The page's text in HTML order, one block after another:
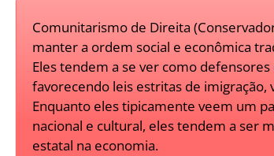
Comunitarismo de Direita
manter a ordem social e econômica
Eles tendem a se ver como
favorecendo leis estritas de
Enquanto eles tipicamente veem um
nacional e cultural, eles tendem a ser
estatal na economia.